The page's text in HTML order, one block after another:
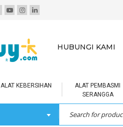
HUBUNGI KAMI
ALAT KEBERSIHAN
ALAT PEMBASMI
SERANGGA